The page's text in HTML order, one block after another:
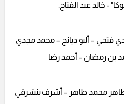
- خالد عبد الفتاح.
فتحي – أليو ديانج – محمد مجدي
بن رمضان – أحمد رضا
محمد طاهر – أشرف بنشرقي